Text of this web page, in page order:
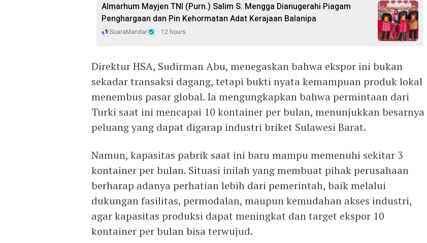
Almarhum Mayjen TNI (Purn.) Salim S. Mengga Dianugerahi Piagam
Penghargaan dan Pin Kehormatan Adat Kerajaan Balanipa
SuaraMandar 12 hours
Direktur HSA, Sudirman Abu, menegaskan bahwa ekspor ini bukan
sekadar transaksi dagang, tetapi bukti nyata kemampuan produk lokal
menembus pasar global. Ia mengungkapkan bahwa permintaan dari
Turki saat ini mencapai 10 kontainer per bulan, menunjukkan besarnya
peluang yang dapat digarap industri briket Sulawesi Barat.
Namun, kapasitas pabrik saat ini baru mampu memenuhi sekitar 3
kontainer per bulan. Situasi inilah yang membuat pihak perusahaan
berharap adanya perhatian lebih dari pemerintah, baik melalui
dukungan fasilitas, permodalan, maupun kemudahan akses industri,
agar kapasitas produksi dapat meningkat dan target ekspor 10
kontainer per bulan bisa terwujud.